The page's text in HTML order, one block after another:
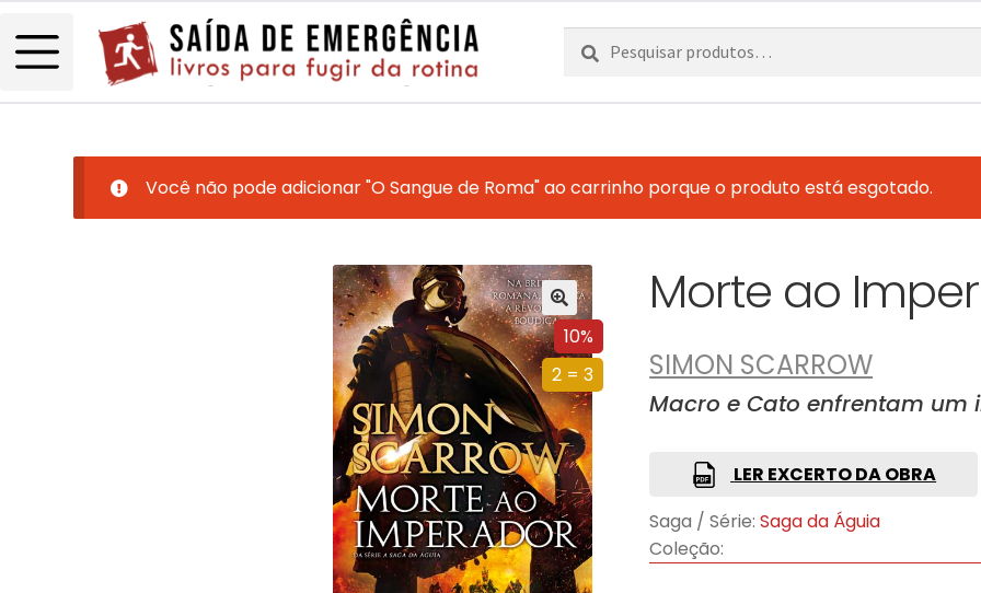
Pesquisar
por:
Pesquisa
Você não pode adicionar "O Sangue de Roma" ao carrinho porque o produto está esgotado.
10%
2 = 3
Morte ao
SIMON SCARROW
Macro e Cato enfrentam
LER EXCERTO DA OBRA
Saga / Série: Saga da Águia
Coleção: